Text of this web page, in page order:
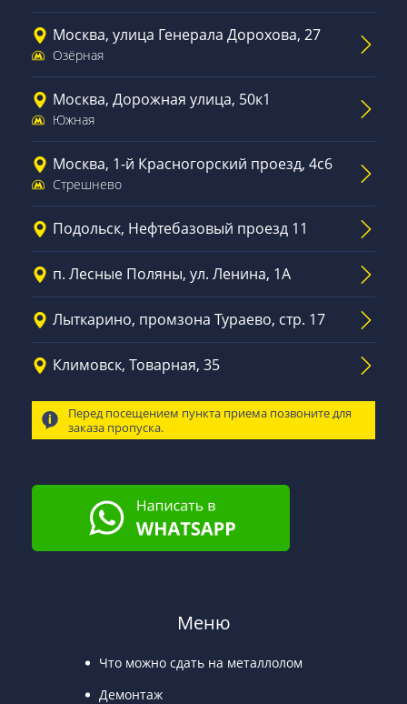
Москва, улица Генерала Дорохова, 27
Озёрная
Москва, Дорожная улица, 50к1
Южная
Москва, 1-й Красногорский проезд, 4с6
Стрешнево
Подольск, Нефтебазовый проезд 11
п. Лесные Поляны, ул. Ленина, 1А
Лыткарино, промзона Тураево, стр. 17
Климовск, Товарная, 35
Перед посещением пункта приема позвоните для
заказа пропуска.
Меню
Что можно сдать на металлолом
Демонтаж